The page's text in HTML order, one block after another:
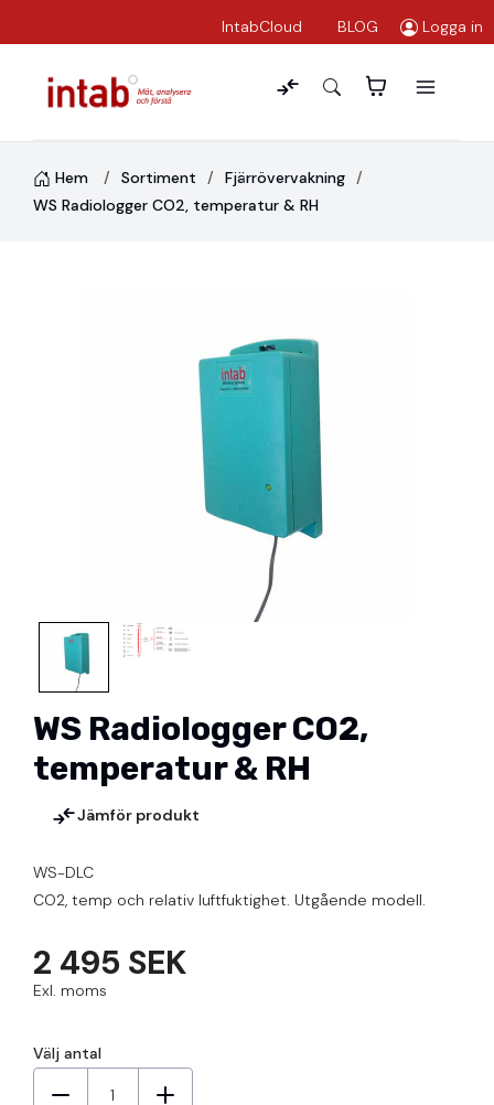
IntabCloud BLOG Logga in
Hem Sortiment
Fjärrövervakning
WS Radiologger CO2, temperatur & RH
WS Radiologger CO2,
temperatur & RH
Jämför produkt
WS-DLC
CO2, temp och relativ luftfuktighet. Utgående modell.
2 495 SEK
Exl. moms
Välj antal
1